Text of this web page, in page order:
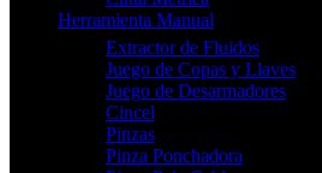
Herramienta Manual
Extractor de Fluidos
Juego de Copas y Llaves
Juego de Desarmadores
Cincel
Pinzas
Pinza Ponchadora